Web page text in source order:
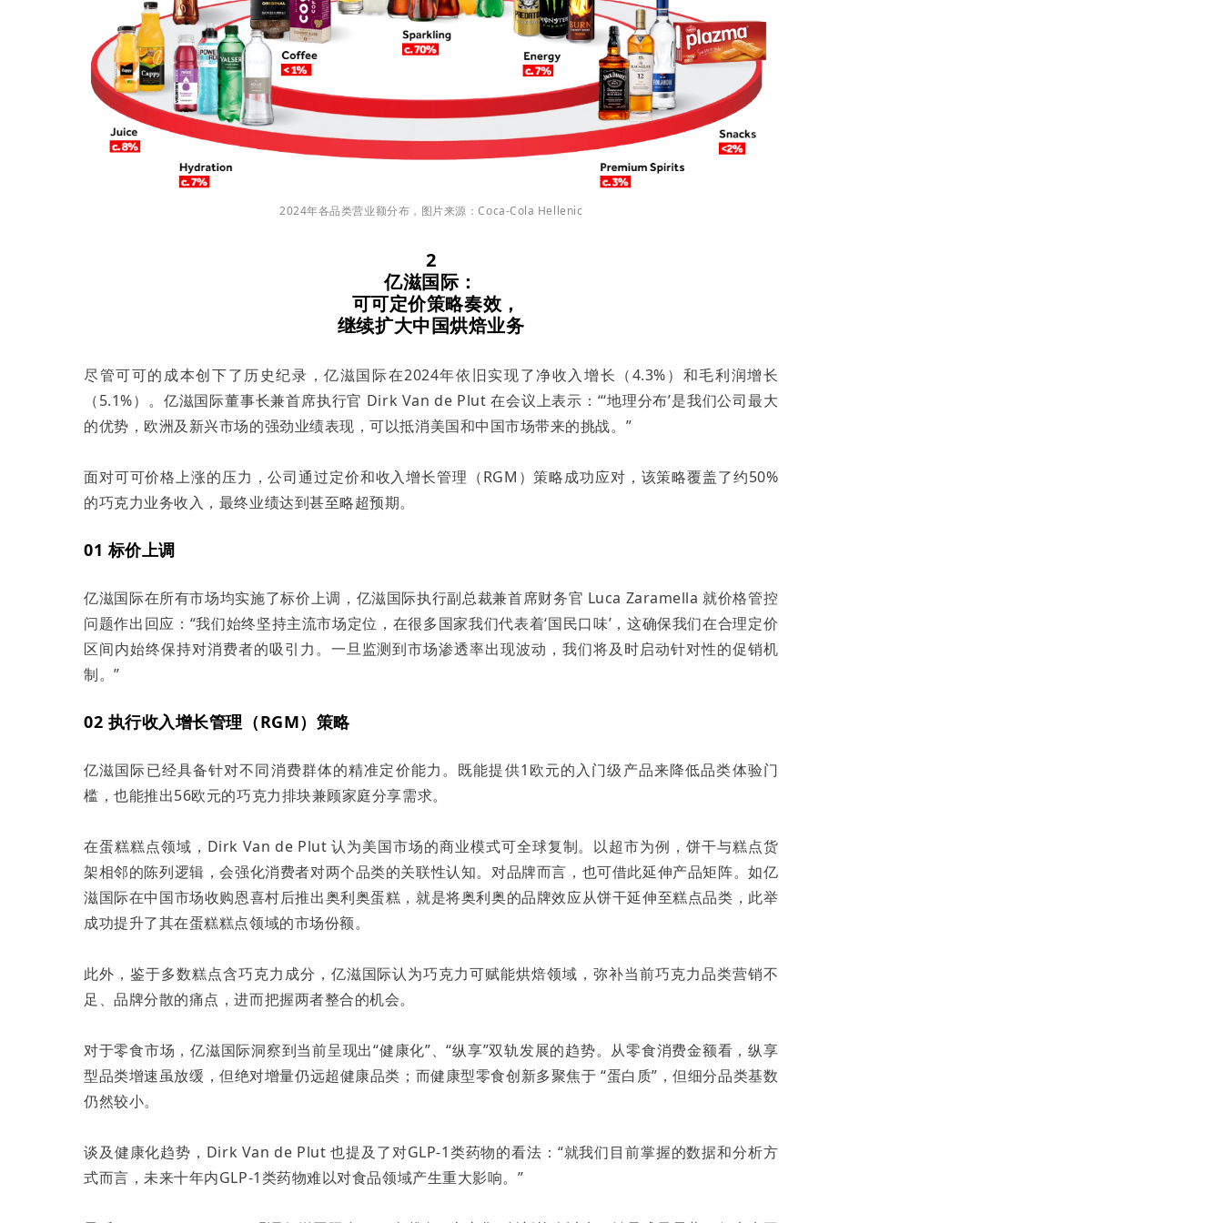
2024年各品类营业额分布，图片来源：Coca-Cola Hellenic
2
亿滋国际：
可可定价策略奏效，
继续扩大中国烘焙业务
尽管可可的成本创下了历史纪录，亿滋国际在2024年依旧实现了净收入增长（4.3%）和毛利润增长
（5.1%）。亿滋国际董事长兼首席执行官 Dirk Van de Plut 在会议上表示：“‘地理分布’是我们公司最大
的优势，欧洲及新兴市场的强劲业绩表现，可以抵消美国和中国市场带来的挑战。”
面对可可价格上涨的压力，公司通过定价和收入增长管理（RGM）策略成功应对，该策略覆盖了约50%
的巧克力业务收入，最终业绩达到甚至略超预期。
01 标价上调
亿滋国际在所有市场均实施了标价上调，亿滋国际执行副总裁兼首席财务官 Luca Zaramella 就价格管控
问题作出回应：“我们始终坚持主流市场定位，在很多国家我们代表着‘国民口味’，这确保我们在合理定价
区间内始终保持对消费者的吸引力。一旦监测到市场渗透率出现波动，我们将及时启动针对性的促销机
制。”
02 执行收入增长管理（RGM）策略
亿滋国际已经具备针对不同消费群体的精准定价能力。既能提供1欧元的入门级产品来降低品类体验门
槛，也能推出56欧元的巧克力排块兼顾家庭分享需求。
在蛋糕糕点领域，Dirk Van de Plut 认为美国市场的商业模式可全球复制。以超市为例，饼干与糕点货
架相邻的陈列逻辑，会强化消费者对两个品类的关联性认知。对品牌而言，也可借此延伸产品矩阵。如亿
滋国际在中国市场收购恩喜村后推出奥利奥蛋糕，就是将奥利奥的品牌效应从饼干延伸至糕点品类，此举
成功提升了其在蛋糕糕点领域的市场份额。
此外，鉴于多数糕点含巧克力成分，亿滋国际认为巧克力可赋能烘焙领域，弥补当前巧克力品类营销不
足、品牌分散的痛点，进而把握两者整合的机会。
对于零食市场，亿滋国际洞察到当前呈现出“健康化”、“纵享”双轨发展的趋势。从零食消费金额看，纵享
型品类增速虽放缓，但绝对增量仍远超健康品类；而健康型零食创新多聚焦于 “蛋白质”，但细分品类基数
仍然较小。
谈及健康化趋势，Dirk Van de Plut 也提及了对GLP-1类药物的看法：“就我们目前掌握的数据和分析方
式而言，未来十年内GLP-1类药物难以对食品领域产生重大影响。”